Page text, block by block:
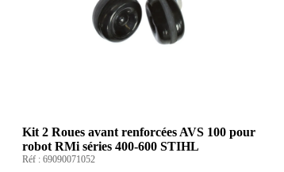
Kit 2 Roues avant renforcées AVS 100 pour
robot RMi séries 400-600 STIHL
Réf : 69090071052